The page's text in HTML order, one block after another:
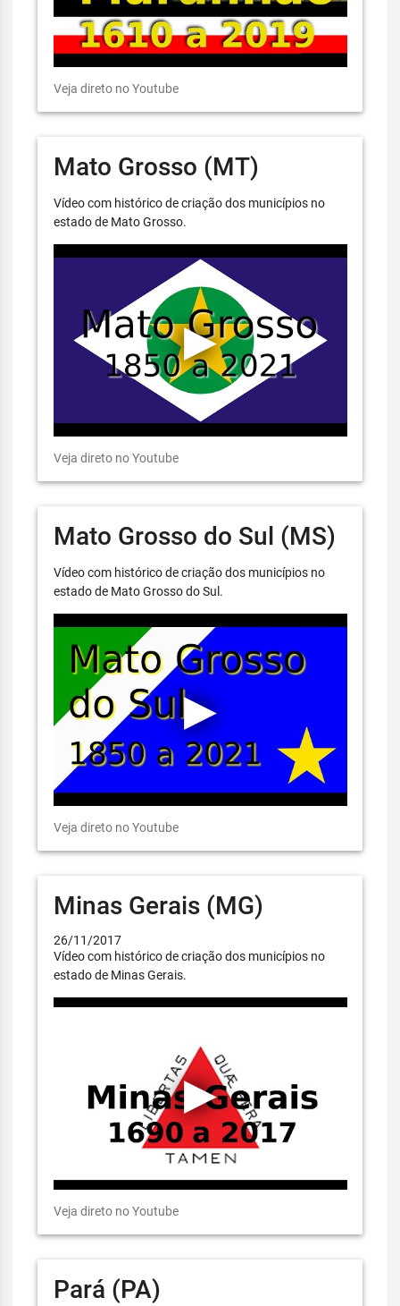
Veja direto no Youtube
Mato Grosso (MT)
Vídeo com histórico de criação dos municípios no
estado de Mato Grosso.
Veja direto no Youtube
Mato Grosso do Sul (MS)
Vídeo com histórico de criação dos municípios no
estado de Mato Grosso do Sul.
Veja direto no Youtube
Minas Gerais (MG)
26/11/2017
Vídeo com histórico de criação dos municípios no
estado de Minas Gerais.
Veja direto no Youtube
Pará (PA)